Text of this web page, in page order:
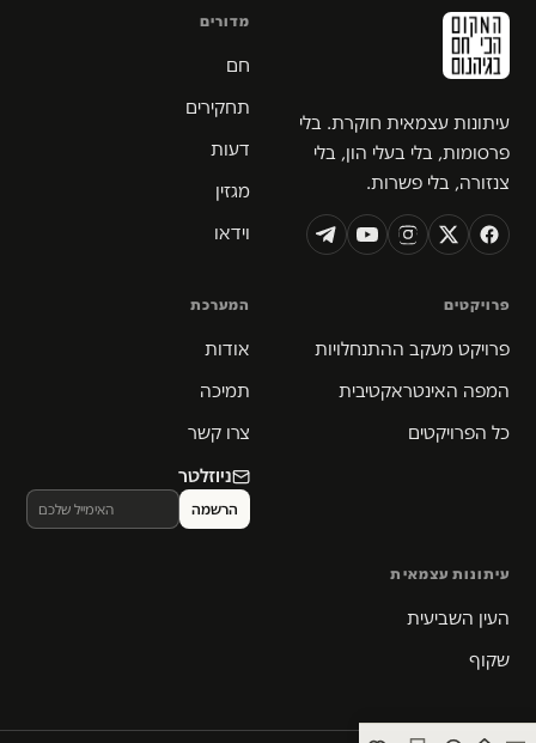
עיתונות עצמאית חוקרת. בלי
פרסומות, בלי בעלי הון, בלי
צנזורה, בלי פשרות.
מדורים
חם
תחקירים
דעות
מגזין
וידאו
פרויקטים
פרויקט מעקב ההתנחלויות
המפה האינטראקטיבית
כל הפרויקטים
המערכת
אודות
תמיכה
צרו קשר
ניוזלטר
עיתונות עצמאית
העין השביעית
שקוף